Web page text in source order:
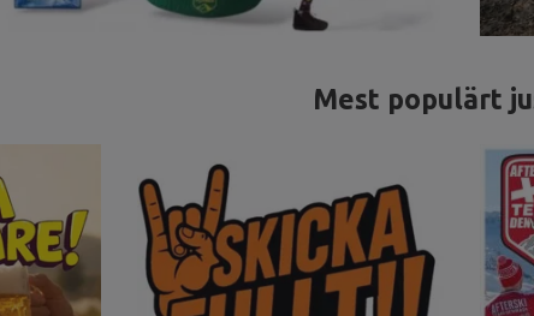
Mest populärt